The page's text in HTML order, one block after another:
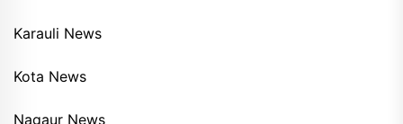
Karauli News
Kota News
Nagaur News